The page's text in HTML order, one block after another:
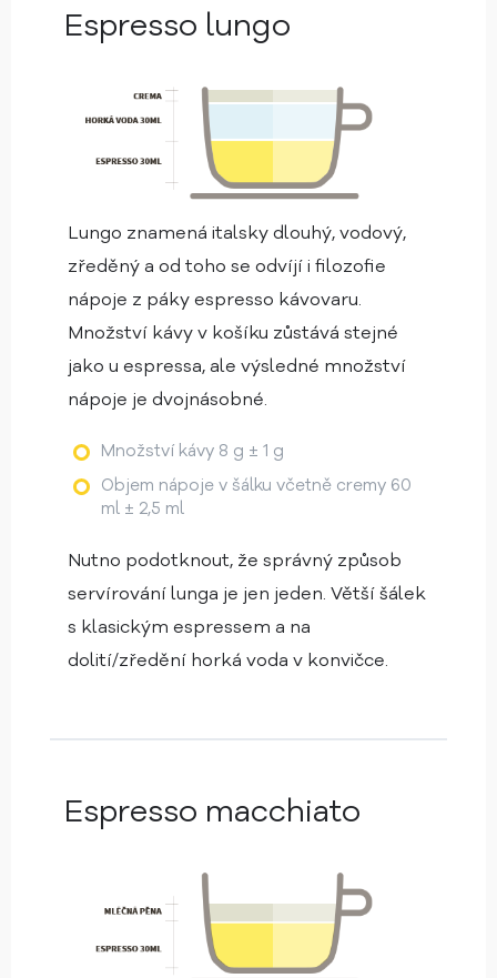
Espresso lungo
Lungo znamená italsky dlouhý, vodový,
zředěný a od toho se odvíjí i filozofie
nápoje z páky espresso kávovaru.
Množství kávy v košíku zůstává stejné
jako u espressa, ale výsledné množství
nápoje je dvojnásobné.
Množství kávy 8 g ± 1 g
Objem nápoje v šálku včetně cremy 60
ml ± 2,5 ml
Nutno podotknout, že správný způsob
servírování lunga je jen jeden. Větší šálek
s klasickým espressem a na
dolití/zředění horká voda v konvičce.
Espresso macchiato